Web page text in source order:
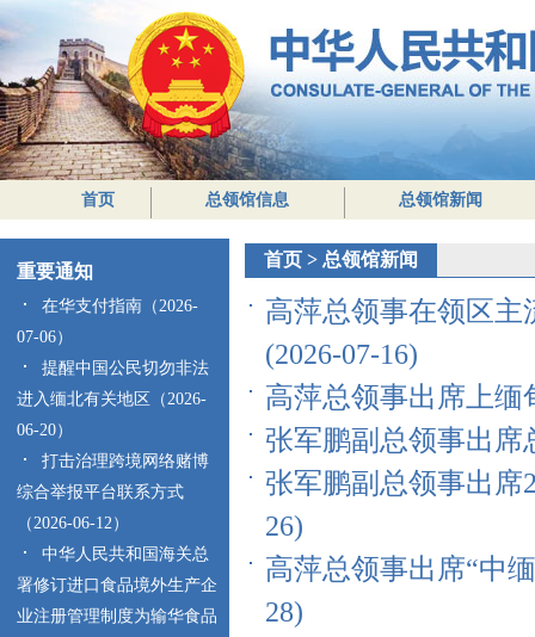
首页 总领馆信息 总领馆新闻
重要通知
在华支付指南（2026-
07-06）
提醒中国公民切勿非法
进入缅北有关地区（2026-
06-20）
打击治理跨境网络赌博
综合举报平台联系方式
（2026-06-12）
中华人民共和国海关总
署修订进口食品境外生产企
业注册管理制度为输华食品
首页 > 总领馆新闻
高萍总领事在领区主
(2026-07-16)
高萍总领事出席上缅
张军鹏副总领事出席
张军鹏副总领事出席
26)
高萍总领事出席“中
28)